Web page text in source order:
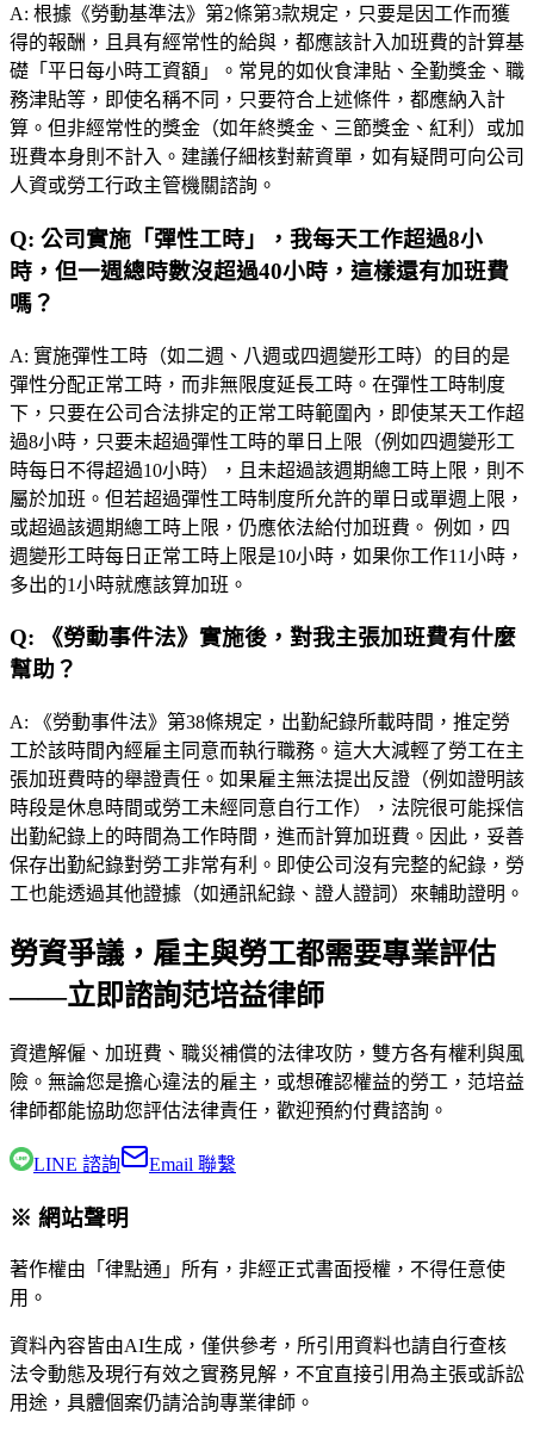
A: 根據《勞動基準法》第2條第3款規定，只要是因工作而獲
得的報酬，且具有經常性的給與，都應該計入加班費的計算基
礎「平日每小時工資額」。常見的如伙食津貼、全勤獎金、職
務津貼等，即使名稱不同，只要符合上述條件，都應納入計
算。但非經常性的獎金（如年終獎金、三節獎金、紅利）或加
班費本身則不計入。建議仔細核對薪資單，如有疑問可向公司
人資或勞工行政主管機關諮詢。
Q: 公司實施「彈性工時」，我每天工作超過8小
時，但一週總時數沒超過40小時，這樣還有加班費
嗎？
A: 實施彈性工時（如二週、八週或四週變形工時）的目的是
彈性分配正常工時，而非無限度延長工時。在彈性工時制度
下，只要在公司合法排定的正常工時範圍內，即使某天工作超
過8小時，只要未超過彈性工時的單日上限（例如四週變形工
時每日不得超過10小時），且未超過該週期總工時上限，則不
屬於加班。但若超過彈性工時制度所允許的單日或單週上限，
或超過該週期總工時上限，仍應依法給付加班費。 例如，四
週變形工時每日正常工時上限是10小時，如果你工作11小時，
多出的1小時就應該算加班。
Q:
《勞動事件法》實施後，對我主張加班費有什麼
幫助？
A:
《勞動事件法》第38條規定，出勤紀錄所載時間，推定勞
工於該時間內經雇主同意而執行職務。這大大減輕了勞工在主
張加班費時的舉證責任。如果雇主無法提出反證（例如證明該
時段是休息時間或勞工未經同意自行工作），法院很可能採信
出勤紀錄上的時間為工作時間，進而計算加班費。因此，妥善
保存出勤紀錄對勞工非常有利。即使公司沒有完整的紀錄，勞
工也能透過其他證據（如通訊紀錄、證人證詞）來輔助證明。
勞資爭議，雇主與勞工都需要專業評估
——立即諮詢范培益律師
資遣解僱、加班費、職災補償的法律攻防，雙方各有權利與風
險。無論您是擔心違法的雇主，或想確認權益的勞工， 范培益
律師都能協助您評估法律責任，歡迎預約付費諮詢。
LINE 諮詢 Email 聯繫
※ 網站聲明
著作權由「律點通」所有，非經正式書面授權，不得任意使
用。
資料內容皆由AI生成，僅供參考，所引用資料也請自行查核
法令動態及現行有效之實務見解，不宜直接引用為主張或訴訟
用途，具體個案仍請洽詢專業律師。